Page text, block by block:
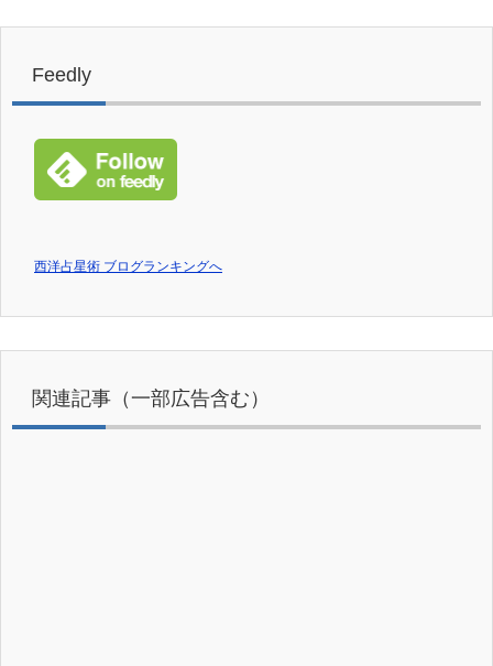
Feedly
西洋占星術 ブログランキングへ
関連記事（一部広告含む）